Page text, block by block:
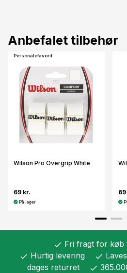
Anbefalet tilbehør
Personalefavorit
Wilson Pro Overgrip White
69 kr.
På lager
check Fri fragt for køb
check Hurtig levering check
dages returret
check